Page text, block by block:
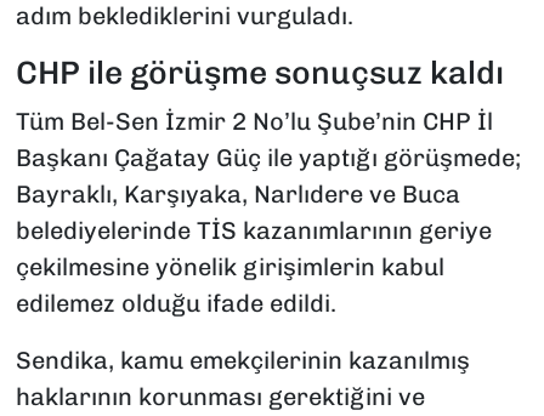
adım beklediklerini vurguladı.
CHP ile görüşme sonuçsuz kaldı
Tüm Bel-Sen İzmir 2 No’lu Şube’nin CHP İl
Başkanı Çağatay Güç ile yaptığı görüşmede;
Bayraklı, Karşıyaka, Narlıdere ve Buca
belediyelerinde TİS kazanımlarının geriye
çekilmesine yönelik girişimlerin kabul
edilemez olduğu ifade edildi.
Sendika, kamu emekçilerinin kazanılmış
haklarının korunması gerektiğini ve